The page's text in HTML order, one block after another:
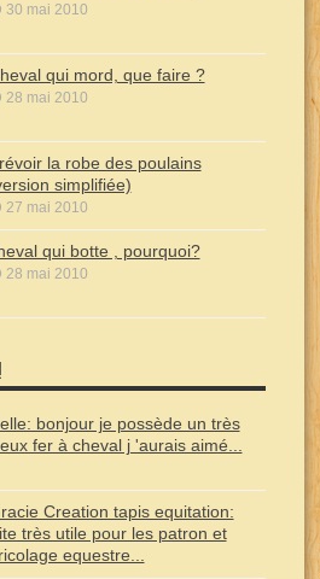
30 mai 2010
qui mord, que faire ?
28 mai 2010
la robe des poulains
simplifiée)
27 mai 2010
qui botte , pourquoi?
28 mai 2010
bonjour je possède un très
fer à cheval j 'aurais aimé...
Creation tapis equitation:
très utile pour les patron et
equestre...